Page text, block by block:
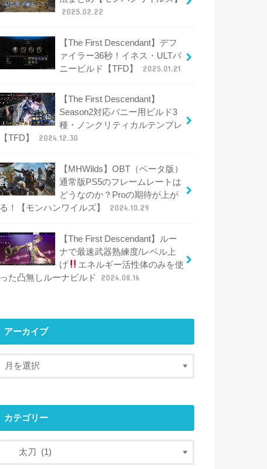
2025.02.22
【The First Descendant】デフ
ァイラー36秒！イネス・ULTバ
ニービルド【TFD】
2025.01.21
【The First Descendant】
Season2対応バニー用ビルド3
種・ノンクリティカルテンプレ
【TFD】
2024.12.30
【MHWilds】OBT（ベータ版）
通常版PS5のフレームレートは
どうなのか？Proの期待が上が
る！【モンハンワイルズ】
2024.10.29
【The First Descendant】ルー
ナで最速武器熟練度/レベル上
げ
エネルギー活性体のみを使
った凸無しルーナビルド
2024.08.16
アーカイブ
カテゴリー